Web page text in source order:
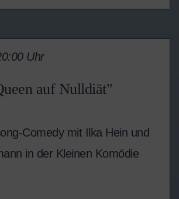
auf Nulldiät"
Uhr
Comedy mit Ilka Hein und
in der Kleinen Komödie